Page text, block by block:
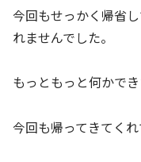
今回もせっかく帰省
れませんでした。
もっともっと何かで
今回も帰ってきてくれ